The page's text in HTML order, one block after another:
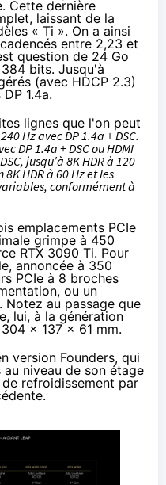
Cette dernière
laissant de la
« Ti ». On a ainsi
entre 2,23 et
question de 24 Go
bits. Jusqu'à
(avec HDCP 2.3)
1.4a.
lignes que l'on peut
Hz avec DP 1.4a + DSC.
DP 1.4a + DSC ou HDMI
jusqu’à 8K HDR à 120
8K HDR à 60 Hz et les
conformément à
emplacements PCIe
grimpe à 450
RTX 3090 Ti. Pour
annoncée à 350
PCIe à 8 broches
ou un
Notez au passage que
lui, à la génération
x 137 x 61 mm.
version Founders, qui
niveau de son étage
refroidissement par